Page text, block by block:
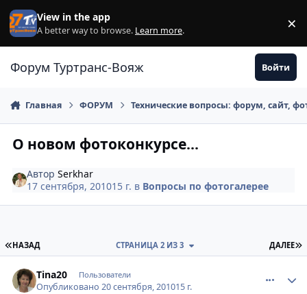
Перейти к содержанию
View in the app
A better way to browse. Learn more. ×
Форум Туртранс-Вояж Войти
Главная ФОРУМ Технические вопросы: форум, сайт,
О новом фотоконкурсе...
АвторSerkhar
17 сентября, 201015 г. в Вопросы по фотогалерее
ПЕРВАЯ СТРАНИЦА
НАЗАД ДАЛЕЕ
СТРАНИЦА 2 ИЗ 3
Tina20 Пользователи
Опубликовано20 сентября, 201015 г.